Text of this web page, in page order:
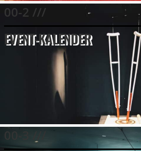
00-2 ///
EVENT-KALENDER
00-3 ///